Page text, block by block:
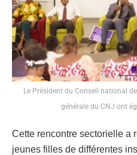
Le Président du Conseil national
générale du CNJ ont
Cette rencontre sectorielle a
jeunes filles de différentes